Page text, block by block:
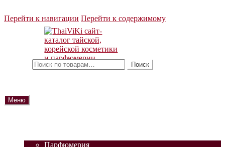
Перейти к навигации Перейти к содержимому
Поиск
Меню
Парфюмерия